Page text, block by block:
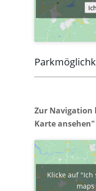
Zur Navigation
Karte
Klicke auf "Ich